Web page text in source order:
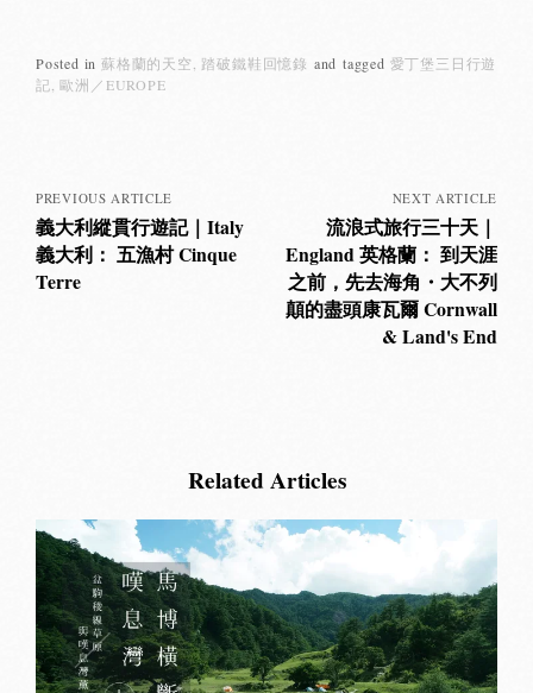
Posted in 蘇格蘭的天空 踏破鐵鞋回憶錄 andtagged 愛丁堡三日行遊
記 歐洲／EUROPE
PREVIOUS ARTICLE
義大利縱貫行遊記｜Italy
義大利： 五漁村 Cinque
Terre
NEXT ARTICLE
流浪式旅行三十天｜
England 英格蘭： 到天涯
之前，先去海角・大不列
顛的盡頭康瓦爾 Cornwall
& Land's End
Related Articles